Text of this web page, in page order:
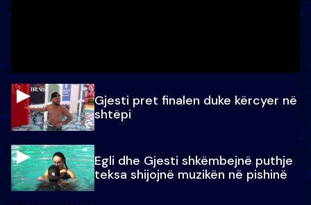
Gjesti pret finalen duke kërcyer në
shtëpi
Egli dhe Gjesti shkëmbejnë puthje
teksa shijojnë muzikën në pishinë